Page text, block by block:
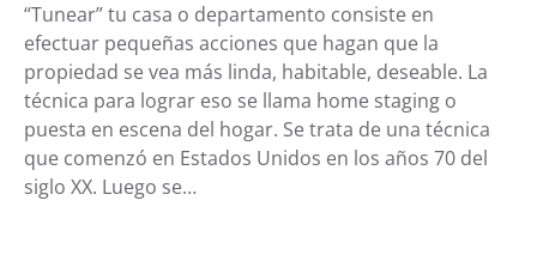
“Tunear” tu casa o departamento consiste en
efectuar pequeñas acciones que hagan que la
propiedad se vea más linda, habitable, deseable. La
técnica para lograr eso se llama home staging o
puesta en escena del hogar. Se trata de una técnica
que comenzó en Estados Unidos en los años 70 del
siglo XX. Luego se…